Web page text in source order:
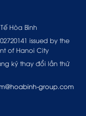
Hòa Bình
issued by the
of Hanoi City
ký thay đổi lần thứ
group.com